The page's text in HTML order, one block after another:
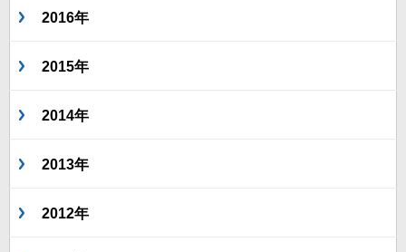
2016年
2015年
2014年
2013年
2012年